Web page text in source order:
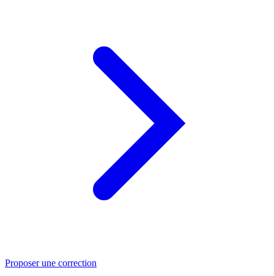
Proposer une correction